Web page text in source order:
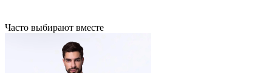
Часто выбирают вместе